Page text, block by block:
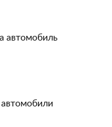
автомобиль